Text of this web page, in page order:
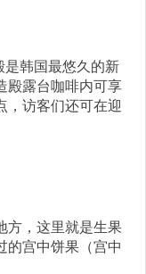
是韩国最悠久的新
殿露台咖啡内可享
，访客们还可在迎
方，这里就是生果
的宫中饼果（宫中